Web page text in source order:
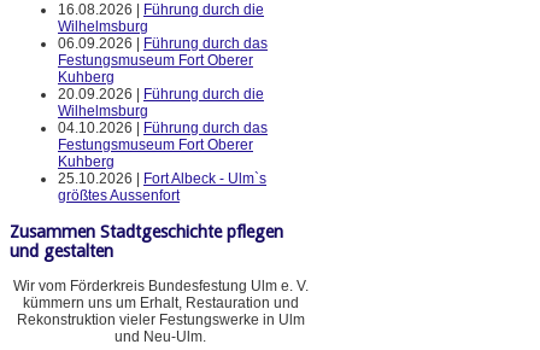
16.08.2026 |
Führung durch die
Wilhelmsburg
06.09.2026 |
Führung durch das
Festungsmuseum Fort Oberer
Kuhberg
20.09.2026 |
Führung durch die
Wilhelmsburg
04.10.2026 |
Führung durch das
Festungsmuseum Fort Oberer
Kuhberg
25.10.2026 |
Fort Albeck - Ulm`s
größtes Aussenfort
Zusammen Stadtgeschichte pflegen
und gestalten
Wir vom Förderkreis Bundesfestung Ulm e. V.
kümmern uns um Erhalt, Restauration und
Rekonstruktion vieler Festungswerke in Ulm
und Neu-Ulm.